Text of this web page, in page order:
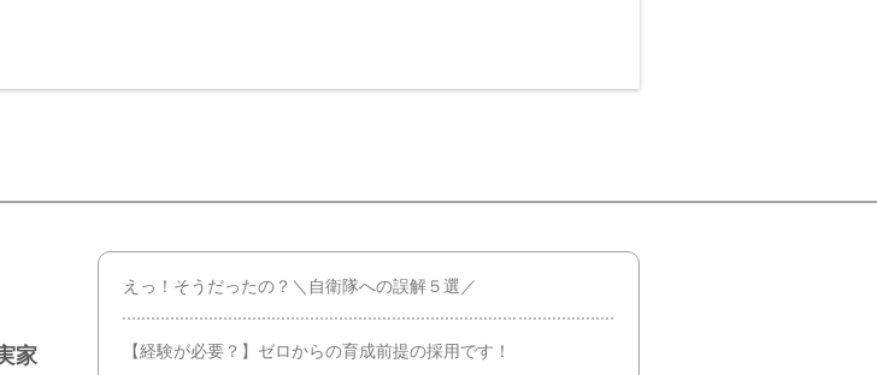
家
えっ！そうだったの？＼自衛隊への誤解５選／
【経験が必要？】ゼロからの育成前提の採用です！